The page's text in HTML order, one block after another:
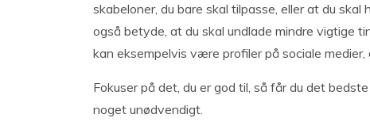
skabeloner, du bare skal tilpasse, eller at du
også betyde, at du skal undlade mindre vigtige
kan eksempelvis være profiler på sociale
Fokuser på det, du er god til, så får du det
noget unødvendigt.